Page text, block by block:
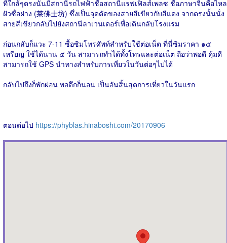
ที่ใกล้ๆตรงนั้นมีสถานีรถไฟฟ้าชื่อสถานีแรฟเฟิลส์เพลซ ชื่อภาษาจีนคือไหล
ฝัวซื่อฝาง (莱佛士坊) ซึ่งเป็นจุดตัดของสายสีเขียวกับสีแดง จากตรงนั้นนั่ง
สายสีเขียวกลับไปยังสถานีลาเวนเดอร์เพื่อเดินกลับโรงแรม
ก่อนกลับก็แวะ 7-11 ซื้อซิมโทรศัพท์สำหรับใช้ต่อเน็ต ที่นี่ซิมราคา ๑๕
เหรียญ ใช้ได้นาน ๕ วัน สามารถทำได้ทั้งโทรและต่อเน็ต ถือว่าพอดี คุ้มดี
สามารถใช้ GPS นำทางสำหรับการเที่ยวในวันต่อๆไปได้
กลับไปถึงก็พักผ่อน พอดึกก็นอน เป็นอันสิ้นสุดการเที่ยวในวันแรก
ตอนต่อไป https://phyblas.hinaboshi.com/20170906